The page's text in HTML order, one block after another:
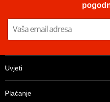
Uvjeti
Plaćanje